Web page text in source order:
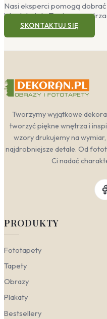
Nasi eksperci pomogą
lub plakat do Twojego
SKONTAKTUJ SIĘ
Tworzymy wyjątkowe
tworzyć piękne wnętrza i
wzory drukujemy na
najdrobniejsze detale. Od
Ci nadać
PRODUKTY
Fototapety
Tapety
Obrazy
Plakaty
Bestsellery